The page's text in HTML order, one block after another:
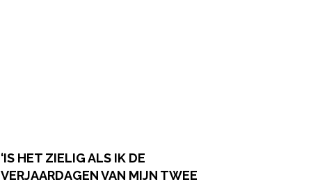
‘IS HET ZIELIG ALS IK DE
VERJAARDAGEN VAN MIJN TWEE